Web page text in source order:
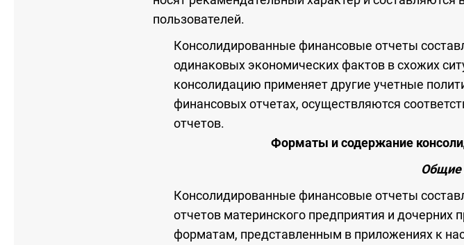
пользователей.
Консолидированные финансовые отчеты
одинаковых экономических фактов в схожих
консолидацию применяет другие учетные
финансовых отчетах, осуществляются
отчетов.
Форматы и содержание
Общие
Консолидированные финансовые отчеты
отчетов материнского предприятия и
форматам, представленным в приложениях к